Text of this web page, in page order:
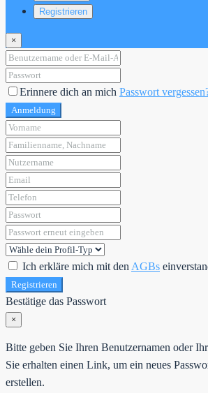
Registrieren
×
Erinnere dich an mich Passwort
Anmeldung
Ich erkläre mich mit den AGBs
Registrieren
Bestätige das Passwort
×
Bitte geben Sie Ihren Benutzernamen oder
Sie erhalten einen Link, um ein neues
erstellen.